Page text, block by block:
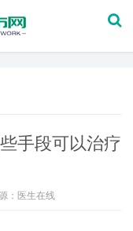
手段可以治疗
：医生在线